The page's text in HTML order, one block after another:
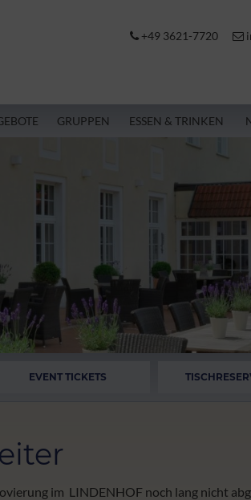
+49 3621-7720
GRUPPEN ESSEN & TRINKEN
EVENT TICKETS
im LINDENHOF noch lang nicht